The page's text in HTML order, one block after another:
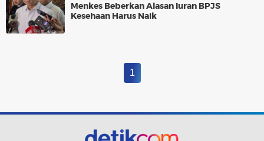
Menkes Beberkan Alasan Iuran BPJS
Kesehaan Harus Naik
1